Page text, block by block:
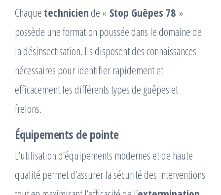
Chaque technicien de « Stop Guêpes 78 »
possède une formation poussée dans le domaine de
la désinsectisation. Ils disposent des connaissances
nécessaires pour identifier rapidement et
efficacement les différents types de guêpes et
frelons.
Équipements de pointe
L’utilisation d’équipements modernes et de haute
qualité permet d’assurer la sécurité des interventions